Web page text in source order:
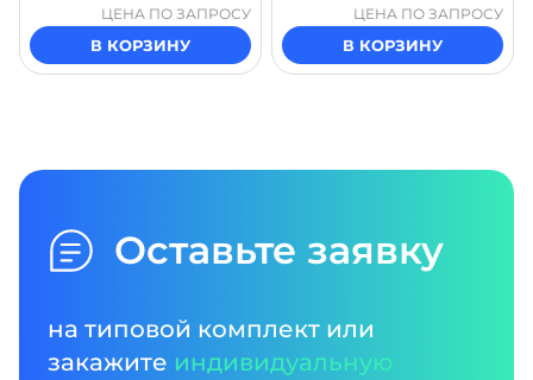
ЦЕНА ПО ЗАПРОСУ
В КОРЗИНУ
ЦЕНА ПО ЗАПРОСУ
В КОРЗИНУ
Оставьте заявку
на типовой комплект или
закажите индивидуальную